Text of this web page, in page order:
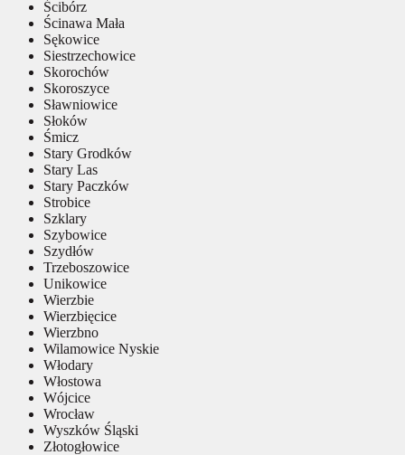
Ścibórz
Ścinawa Mała
Sękowice
Siestrzechowice
Skorochów
Skoroszyce
Sławniowice
Słoków
Śmicz
Stary Grodków
Stary Las
Stary Paczków
Strobice
Szklary
Szybowice
Szydłów
Trzeboszowice
Unikowice
Wierzbie
Wierzbięcice
Wierzbno
Wilamowice Nyskie
Włodary
Włostowa
Wójcice
Wrocław
Wyszków Śląski
Złotogłowice